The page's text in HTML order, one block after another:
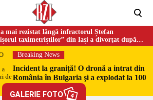
mai rezistat lângă infractorul Ștefan
taximetriștilor” din Iași a divorţat după
Breaking News
Incident la graniță! O dronă a intrat din
România în Bulgaria şi a explodat la 100
de metri de frontieră
GALERIE FOTO 4